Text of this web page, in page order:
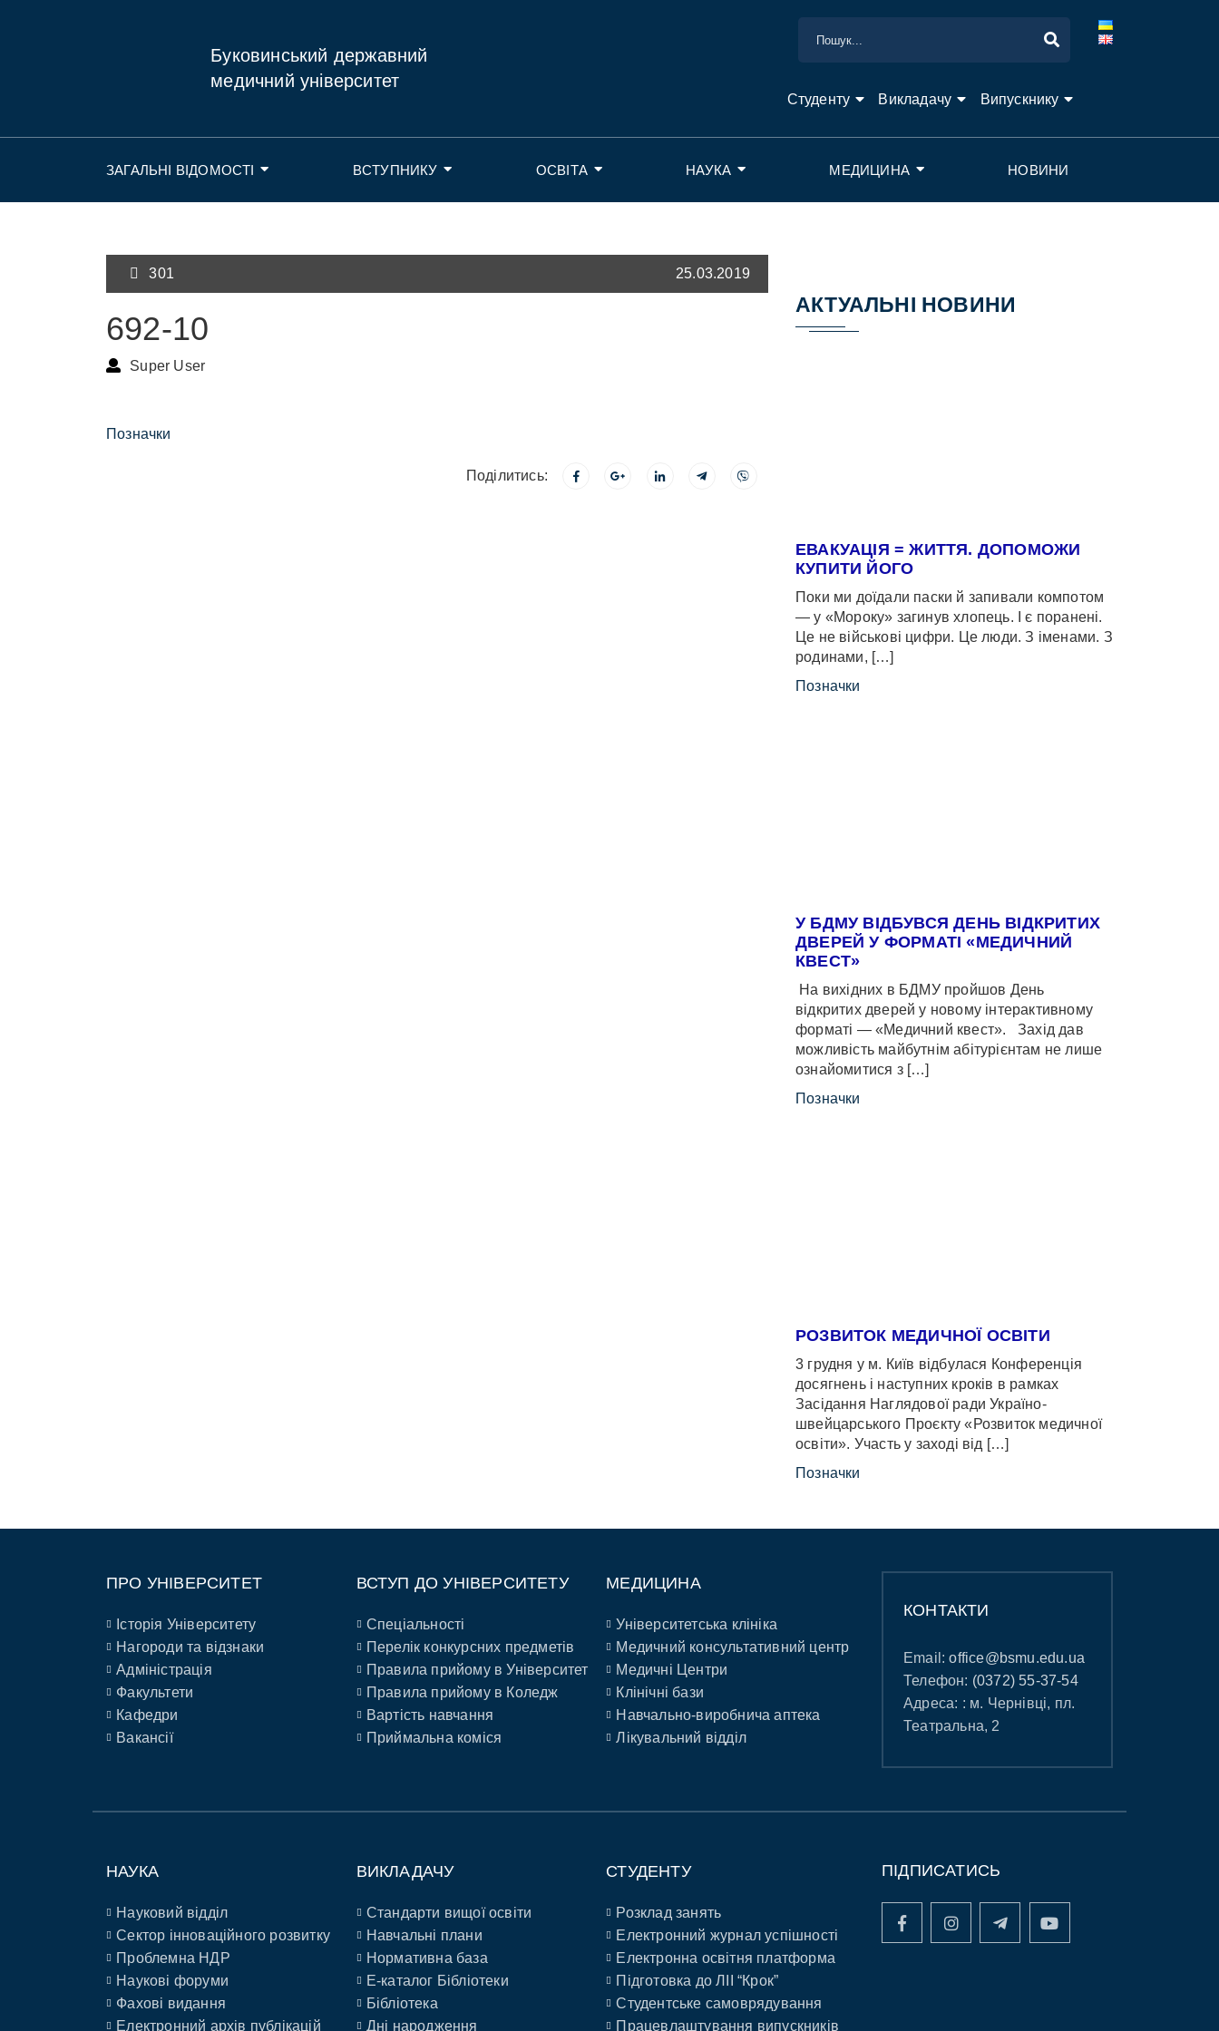
Буковинський державний
медичний університет
Студенту Викладачу Випускнику
ЗАГАЛЬНІ ВІДОМОСТІ ВСТУПНИКУ ОСВІТА НАУКА МЕДИЦИНА НОВИНИ
301 25.03.2019
692-10
Super User
Позначки
Поділитись:
АКТУАЛЬНІ НОВИНИ
ЕВАКУАЦІЯ = ЖИТТЯ. ДОПОМОЖИ
КУПИТИ ЙОГО
Поки ми доїдали паски й запивали компотом
— у «Мороку» загинув хлопець. І є поранені.
Це не військові цифри. Це люди. З іменами. З
родинами, […]
Позначки
У БДМУ ВІДБУВСЯ ДЕНЬ ВІДКРИТИХ
ДВЕРЕЙ У ФОРМАТІ «МЕДИЧНИЙ
КВЕСТ»
На вихідних в БДМУ пройшов День
відкритих дверей у новому інтерактивному
форматі — «Медичний квест». Захід дав
можливість майбутнім абітурієнтам не лише
ознайомитися з […]
Позначки
РОЗВИТОК МЕДИЧНОЇ ОСВІТИ
3 грудня у м. Київ відбулася Конференція
досягнень і наступних кроків в рамках
Засідання Наглядової ради Україно-
швейцарського Проєкту «Розвиток медичної
освіти». Участь у заході від […]
Позначки
ПРО УНІВЕРСИТЕТ
Історія Університету
Нагороди та відзнаки
Адміністрація
Факультети
Кафедри
Вакансії
ВСТУП ДО УНІВЕРСИТЕТУ
Спеціальності
Перелік конкурсних предметів
Правила прийому в Університет
Правила прийому в Коледж
Вартість навчання
Приймальна коміся
МЕДИЦИНА
Університетська клініка
Медичний консультативний центр
Медичні Центри
Клінічні бази
Навчально-виробнича аптека
Лікувальний відділ
КОНТАКТИ
Email:office@bsmu.edu.ua
Телефон: (0372) 55-37-54
Адреса: : м. Чернівці, пл.
Театральна, 2
НАУКА
Науковий відділ
Сектор інноваційного розвитку
Проблемна НДР
Наукові форуми
Фахові видання
Електронний архів публікацій
ВИКЛАДАЧУ
Стандарти вищої освіти
Навчальні плани
Нормативна база
E-каталог Бібліотеки
Бібліотека
Дні народження
СТУДЕНТУ
Розклад занять
Електронний журнал успішності
Електронна освітня платформа
Підготовка до ЛІІ “Крок”
Студентське самоврядування
Працевлаштування випускників
ПІДПИСАТИСЬ